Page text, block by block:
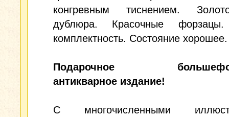
конгревным тиснением.
дублюра. Красочные
комплектность. Состояние хорошее.
Подарочное
антикварное издание!
С многочисленными